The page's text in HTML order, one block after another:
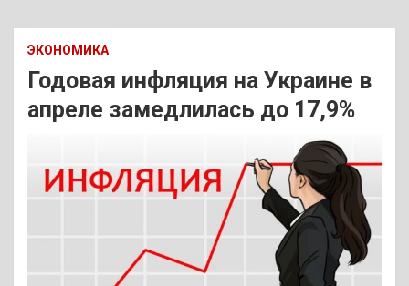
ЭКОНОМИКА
Годовая инфляция на Украине в
апреле замедлилась до 17,9%